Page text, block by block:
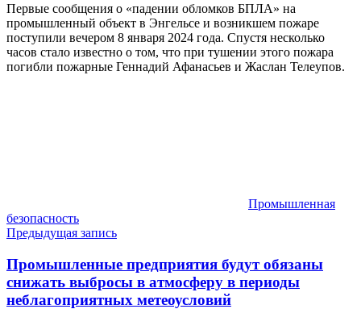
Первые сообщения о «падении обломков БПЛА» на
промышленный объект в Энгельсе и возникшем пожаре
поступили вечером 8 января 2024 года. Спустя несколько
часов стало известно о том, что при тушении этого пожара
погибли пожарные Геннадий Афанасьев и Жаслан Телеупов.
Промышленная
безопасность
Навигация
по
записям
Предыдущая запись
Промышленные предприятия будут обязаны
снижать выбросы в атмосферу в периоды
неблагоприятных метеоусловий